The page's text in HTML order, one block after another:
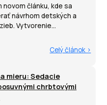
novom článku, kde sa
návrhom detských a
Vytvorenie...
Celý článok >
mieru: Sedacie
chrbtovými